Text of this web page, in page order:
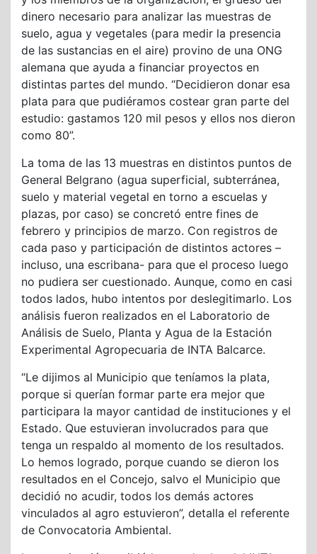
dinero necesario para analizar las muestras de
suelo, agua y vegetales (para medir la presencia
de las sustancias en el aire) provino de una ONG
alemana que ayuda a financiar proyectos en
distintas partes del mundo. “Decidieron donar esa
plata para que pudiéramos costear gran parte del
estudio: gastamos 120 mil pesos y ellos nos dieron
como 80”.
La toma de las 13 muestras en distintos puntos de
General Belgrano (agua superficial, subterránea,
suelo y material vegetal en torno a escuelas y
plazas, por caso) se concretó entre fines de
febrero y principios de marzo. Con registros de
cada paso y participación de distintos actores –
incluso, una escribana- para que el proceso luego
no pudiera ser cuestionado. Aunque, como en casi
todos lados, hubo intentos por deslegitimarlo. Los
análisis fueron realizados en el Laboratorio de
Análisis de Suelo, Planta y Agua de la Estación
Experimental Agropecuaria de INTA Balcarce.
“Le dijimos al Municipio que teníamos la plata,
porque si querían formar parte era mejor que
participara la mayor cantidad de instituciones y el
Estado. Que estuvieran involucrados para que
tenga un respaldo al momento de los resultados.
Lo hemos logrado, porque cuando se dieron los
resultados en el Concejo, salvo el Municipio que
decidió no acudir, todos los demás actores
vinculados al agro estuvieron”, detalla el referente
de Convocatoria Ambiental.